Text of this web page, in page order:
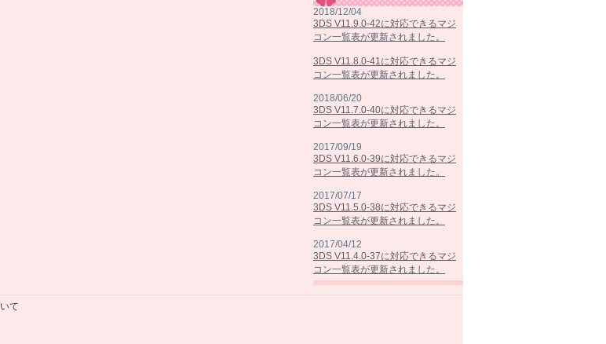
2018/12/04
3DS V11.9.0-42に対応できるマジ
コン一覧表が更新されました。
3DS V11.8.0-41に対応できるマジ
コン一覧表が更新されました。
2018/06/20
3DS V11.7.0-40に対応できるマジ
コン一覧表が更新されました。
2017/09/19
3DS V11.6.0-39に対応できるマジ
コン一覧表が更新されました。
2017/07/17
3DS V11.5.0-38に対応できるマジ
コン一覧表が更新されました。
2017/04/12
3DS V11.4.0-37に対応できるマジ
コン一覧表が更新されました。
て